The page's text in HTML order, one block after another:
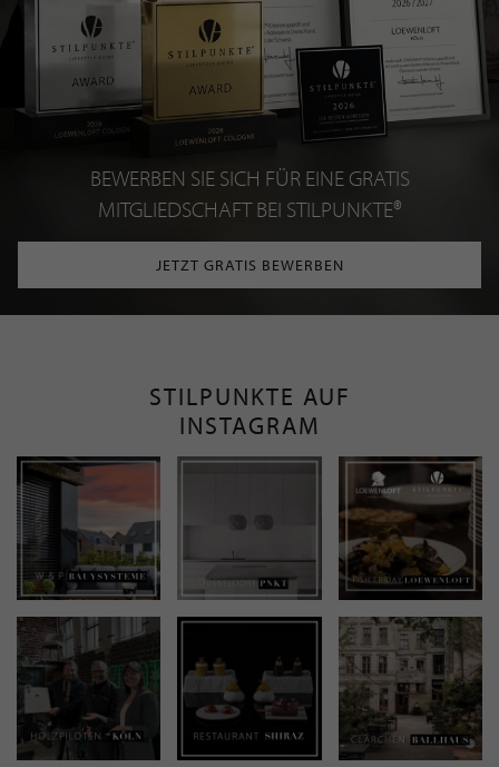
BEWERBEN SIE SICH FÜR EINE GRATIS
MITGLIEDSCHAFT BEI STILPUNKTE®
JETZT GRATIS BEWERBEN
STILPUNKTE AUF
INSTAGRAM